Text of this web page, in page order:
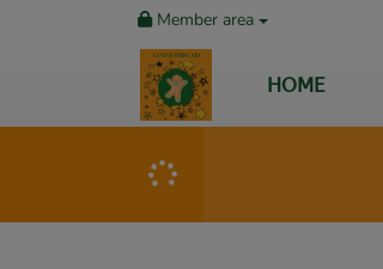
Member area
HOME